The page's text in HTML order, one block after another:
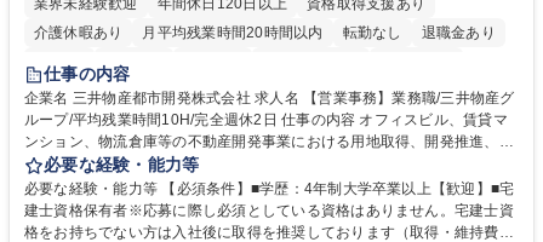
業界未経験歓迎
年間休日120日以上
資格取得支援あり
介護休暇あり
月平均残業時間20時間以内 転勤なし
退職金あり
在宅OK
賞与あり
駅近5分以内
土日祝休み 寮・社宅あり
仕事の内容
企業名 三井物産都市開発株式会社 求人名 【営業事務】業務職/三井物産グ
ループ/平均残業時間10H/完全週休2日 仕事の内容 オフィスビル、賃貸マ
ンション、物流倉庫等の不動産開発事業における用地取得、開発推進、賃
貸運営、売却、仲介・活用提案等を行う営業部門において事務業務を担当
いただきます。 【詳細】・契約書管理、契約書製本、捺印対応、ファイリ
ング、登記簿取得、調書取得・支払業務（各種費用支払、支払管理、請
求・支払データ登録、取引先マスター申請対応）・予算作成及び予実管
必要な経験・能力等
必要な経験・能力等 【必須条件】■学歴：4年制大学卒業以上【歓迎】■宅
建士資格保有者※応募に際し必須としている資格はありません。宅建士資
格をお持ちでない方は入社後に取得を推奨しております（取得・維持費用